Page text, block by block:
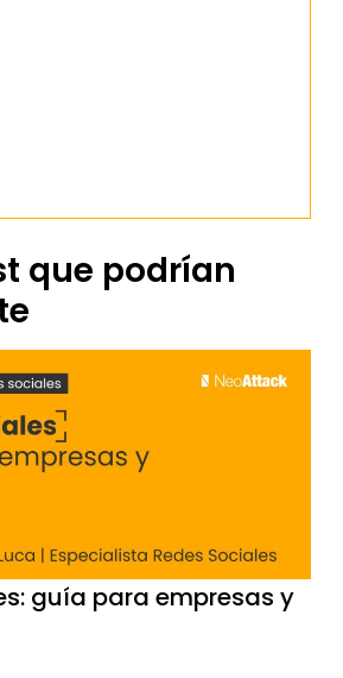
que podrían
guía para empresas y